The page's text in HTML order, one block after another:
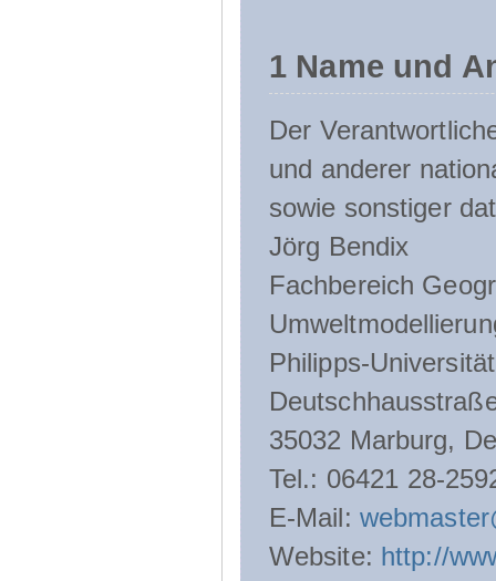
1 Name und
Der
und anderer
sowie sonstiger
Jörg Bendix
Fachbereich
Philipps-
35032 Marburg,
Tel.: 06421 28-
E-Mail:
Website: http://